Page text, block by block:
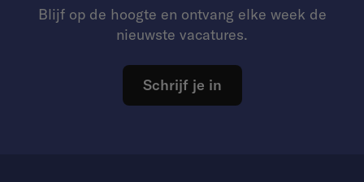
Blijf op de hoogte en ontvang elke week de
nieuwste vacatures.
Schrijf je in